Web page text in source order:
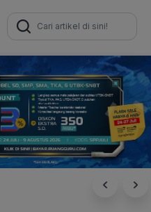
Search
for: